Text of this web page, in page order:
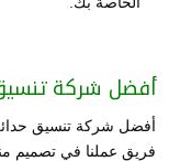
أفضل شركة
أفضل شركة تنسيق
فريق عملنا في تصميم